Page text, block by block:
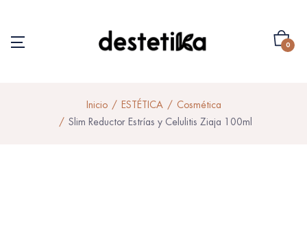
0
Inicio ESTÉTICA
Cosmética
Slim Reductor Estrías y Celulitis Ziaja 100ml